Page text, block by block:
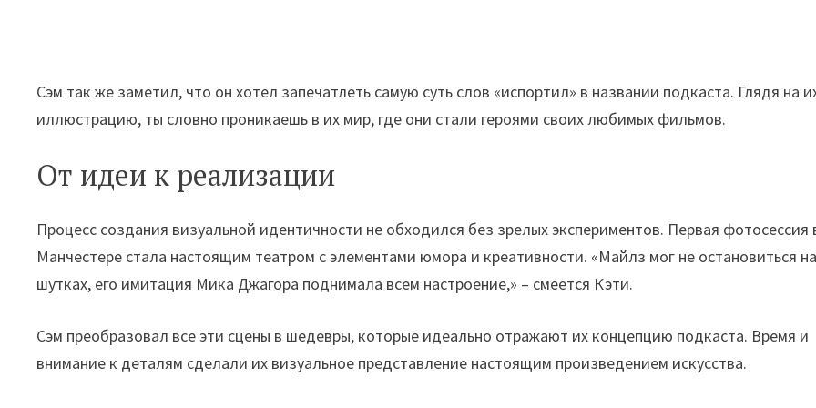
Сэм так же заметил, что он хотел запечатлеть самую суть слов «испортил» в названии подкаста. Глядя на
иллюстрацию, ты словно проникаешь в их мир, где они стали героями своих любимых фильмов.
От идеи к реализации
Процесс создания визуальной идентичности не обходился без зрелых экспериментов. Первая фотосессия
Манчестере стала настоящим театром с элементами юмора и креативности. «Майлз мог не остановиться на
шутках, его имитация Мика Джагора поднимала всем настроение,» – смеется Кэти.
Сэм преобразовал все эти сцены в шедевры, которые идеально отражают их концепцию подкаста. Время и
внимание к деталям сделали их визуальное представление настоящим произведением искусства.